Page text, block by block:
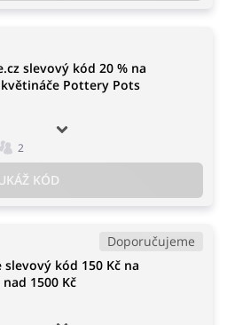
slevový kód 20 % na
Pottery Pots
2
KÓD
Doporučujeme
kód 150 Kč na
1500 Kč